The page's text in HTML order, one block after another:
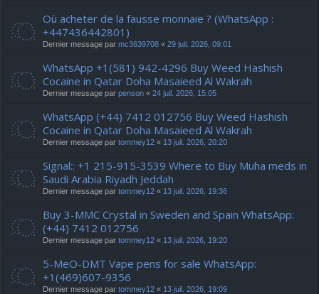
Où acheter de la fausse monnaie ? (WhatsApp :
+447436442801)
Dernier message par mc3639708 « 29 juil. 2026, 09:01
WhatsApp +1(581) 942-4296 Buy Weed Hashish
Cocaine in Qatar Doha Masaieed Al Wakrah
Dernier message par penson « 24 juil. 2026, 15:05
WhatsApp (+44) 7412 012756 Buy Weed Hashish
Cocaine in Qatar Doha Masaieed Al Wakrah
Dernier message par tommey12 « 13 juil. 2026, 20:20
Signal:: +1 215-915-3539 Where to Buy Muha meds in
Saudi Arabia Riyadh Jeddah
Dernier message par tommey12 « 13 juil. 2026, 19:36
Buy 3-MMC Crystal in Sweden and Spain WhatsApp:
(+44) 7412 012756
Dernier message par tommey12 « 13 juil. 2026, 19:20
5-MeO-DMT Vape pens for sale WhatsApp:
+1(469)607-9356
Dernier message par tommey12 « 13 juil. 2026, 19:09